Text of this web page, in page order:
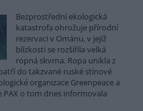
Bezprostřední ekologická
katastrofa ohrožuje přírodní
rezervaci v Ománu, v jejíž
blízkosti se rozšířila velká
ropná skvrna. Ropa unikla z
do takzvané ruské stínové
organizace Greenpeace a
PAX o tom dnes informovala